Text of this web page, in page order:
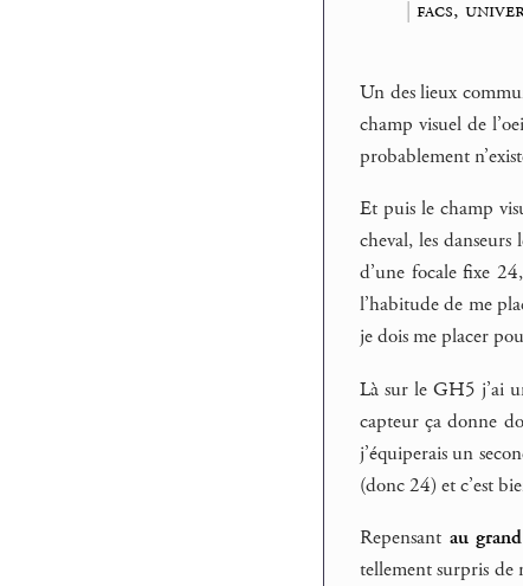
|facs,
Un des lieux
champ visuel de
probablement
Et puis le champ
cheval, les
d’une focale fixe
l’habitude de me
je dois me placer
Là sur le GH5 j’ai
capteur ça donne
j’équiperais un
(donc 24) et c’est
Repensant au
tellement surpris de